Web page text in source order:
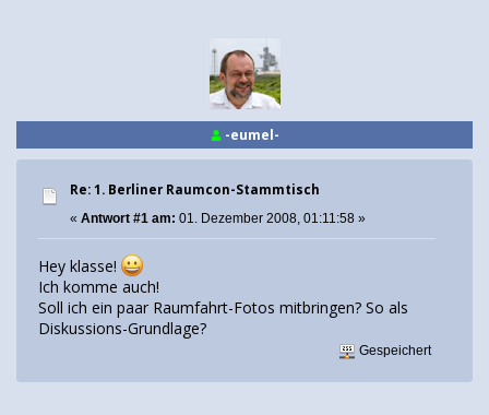
-eumel-
Re: 1. Berliner Raumcon-Stammtisch
« Antwort #1 am: 01. Dezember 2008, 01:11:58 »
Hey klasse!
Ich komme auch!
Soll ich ein paar Raumfahrt-Fotos mitbringen? So als
Diskussions-Grundlage?
Gespeichert